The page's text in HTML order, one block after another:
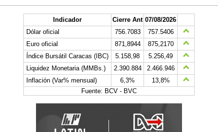
Indicador Cierre Ant 07/08/2026
Dólar oficial
756.7083
757.5406
Euro oficial
871,8944
875,2170
Índice Bursátil Caracas (IBC)
5.158,98
5.256,49
Liquidez Monetaria (MMBs.)
2.390.884
2.466.946
Inflación (Var% mensual)
6,3%
13,8%
Fuente: BCV - BVC